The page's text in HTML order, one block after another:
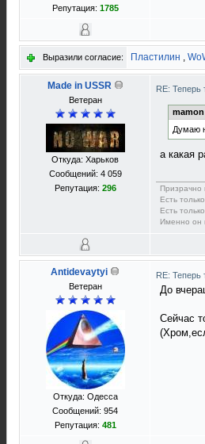
Репутация: 1785
Выразили согласие: Пластилин ,
Made in USSR
Ветеран
Откуда: Харьков
Сообщений: 4 059
Репутация: 296
RE: Теперь
Думаю
а какая
Призрачно
Есть
Есть
Именно он
Antidevaytyi
Ветеран
Откуда: Одесса
Сообщений: 954
Репутация: 481
RE: Теперь
До
Сейчас